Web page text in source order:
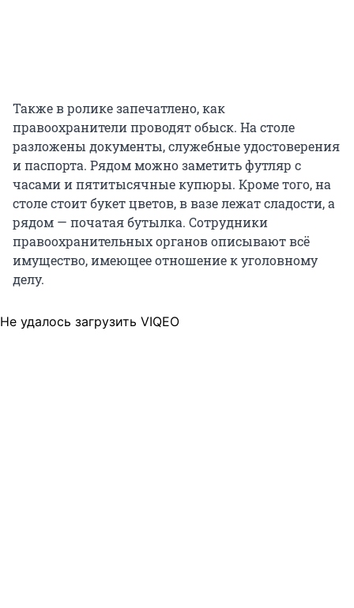
Также в ролике запечатлено, как
правоохранители проводят обыск. На столе
разложены документы, служебные удостоверения
и паспорта. Рядом можно заметить футляр с
часами и пятитысячные купюры. Кроме того, на
столе стоит букет цветов, в вазе лежат сладости, а
рядом — початая бутылка. Сотрудники
правоохранительных органов описывают всё
имущество, имеющее отношение к уголовному
делу.
Не удалось загрузить VIQEO